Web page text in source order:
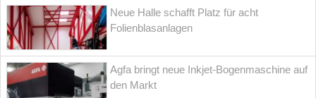
Neue Halle schafft Platz für acht
Folienblasanlagen
Agfa bringt neue Inkjet-Bogenmaschine auf
den Markt